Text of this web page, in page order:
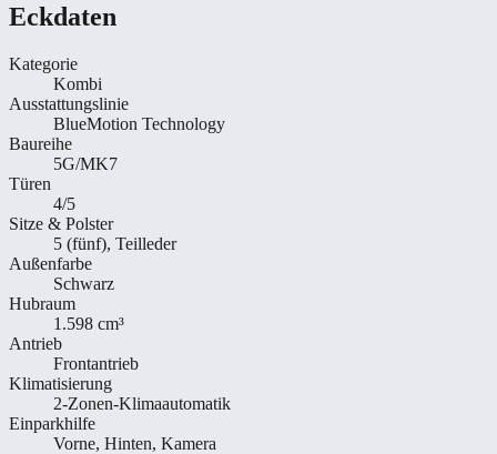
Eckdaten
Kategorie
Kombi
Ausstattungslinie
BlueMotion Technology
Baureihe
5G/MK7
Türen
4/5
Sitze & Polster
5 (fünf), Teilleder
Außenfarbe
Schwarz
Hubraum
1.598 cm³
Antrieb
Frontantrieb
Klimatisierung
2-Zonen-Klimaautomatik
Einparkhilfe
Vorne, Hinten, Kamera